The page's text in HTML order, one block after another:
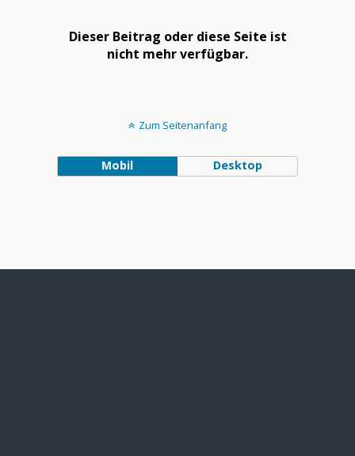
Dieser Beitrag oder diese Seite ist
nicht mehr verfügbar.
Zum Seitenanfang
Mobil Desktop